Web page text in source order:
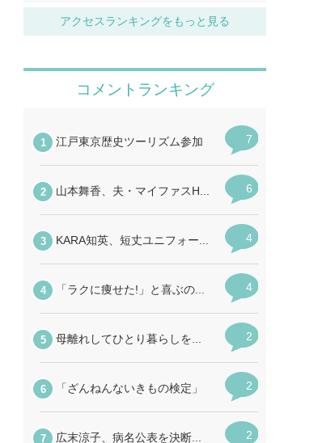
アクセスランキングをもっと見る